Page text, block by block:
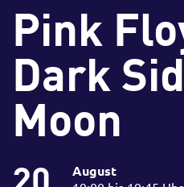
Pink
Dark
Moon
August